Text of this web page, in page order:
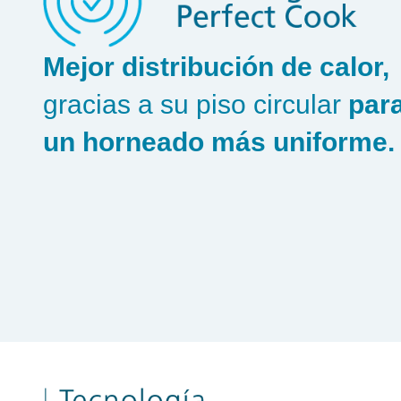
Mejor distribución de calor,
gracias a su piso circular
un horneado más uniforme.